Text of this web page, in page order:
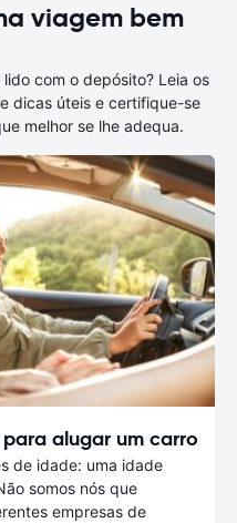
viagem bem
com o depósito? Leia os
dicas úteis e certifique-se
melhor se lhe adequa.
alugar um carro
de idade: uma idade
somos nós que
empresas de